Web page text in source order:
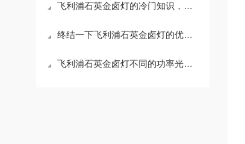
飞利浦石英金卤灯的冷门知识，你知道几个？
终结一下飞利浦石英金卤灯的优缺点有哪些
飞利浦石英金卤灯不同的功率光源对应不同功率的镇流器